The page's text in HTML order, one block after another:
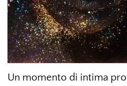
Un momento di intima